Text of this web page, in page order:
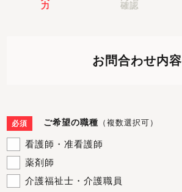
力
確認
お問合わせ内容
必須 ご希望の職種 （複数選択可）
看護師・准看護師
薬剤師
介護福祉士・介護職員